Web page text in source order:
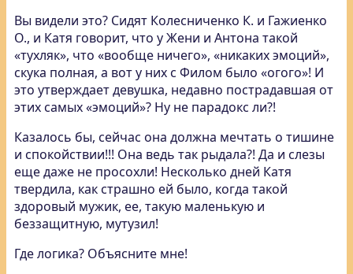
Вы видели это? Сидят Колесниченко К. и Гажиенко
О., и Катя говорит, что у Жени и Антона такой
«тухляк», что «вообще ничего», «никаких эмоций»,
скука полная, а вот у них с Филом было «огого»! И
это утверждает девушка, недавно пострадавшая от
этих самых «эмоций»? Ну не парадокс ли?!
Казалось бы, сейчас она должна мечтать о тишине
и спокойствии!!! Она ведь так рыдала?! Да и слезы
еще даже не просохли! Несколько дней Катя
твердила, как страшно ей было, когда такой
здоровый мужик, ее, такую маленькую и
беззащитную, мутузил!
Где логика? Объясните мне!